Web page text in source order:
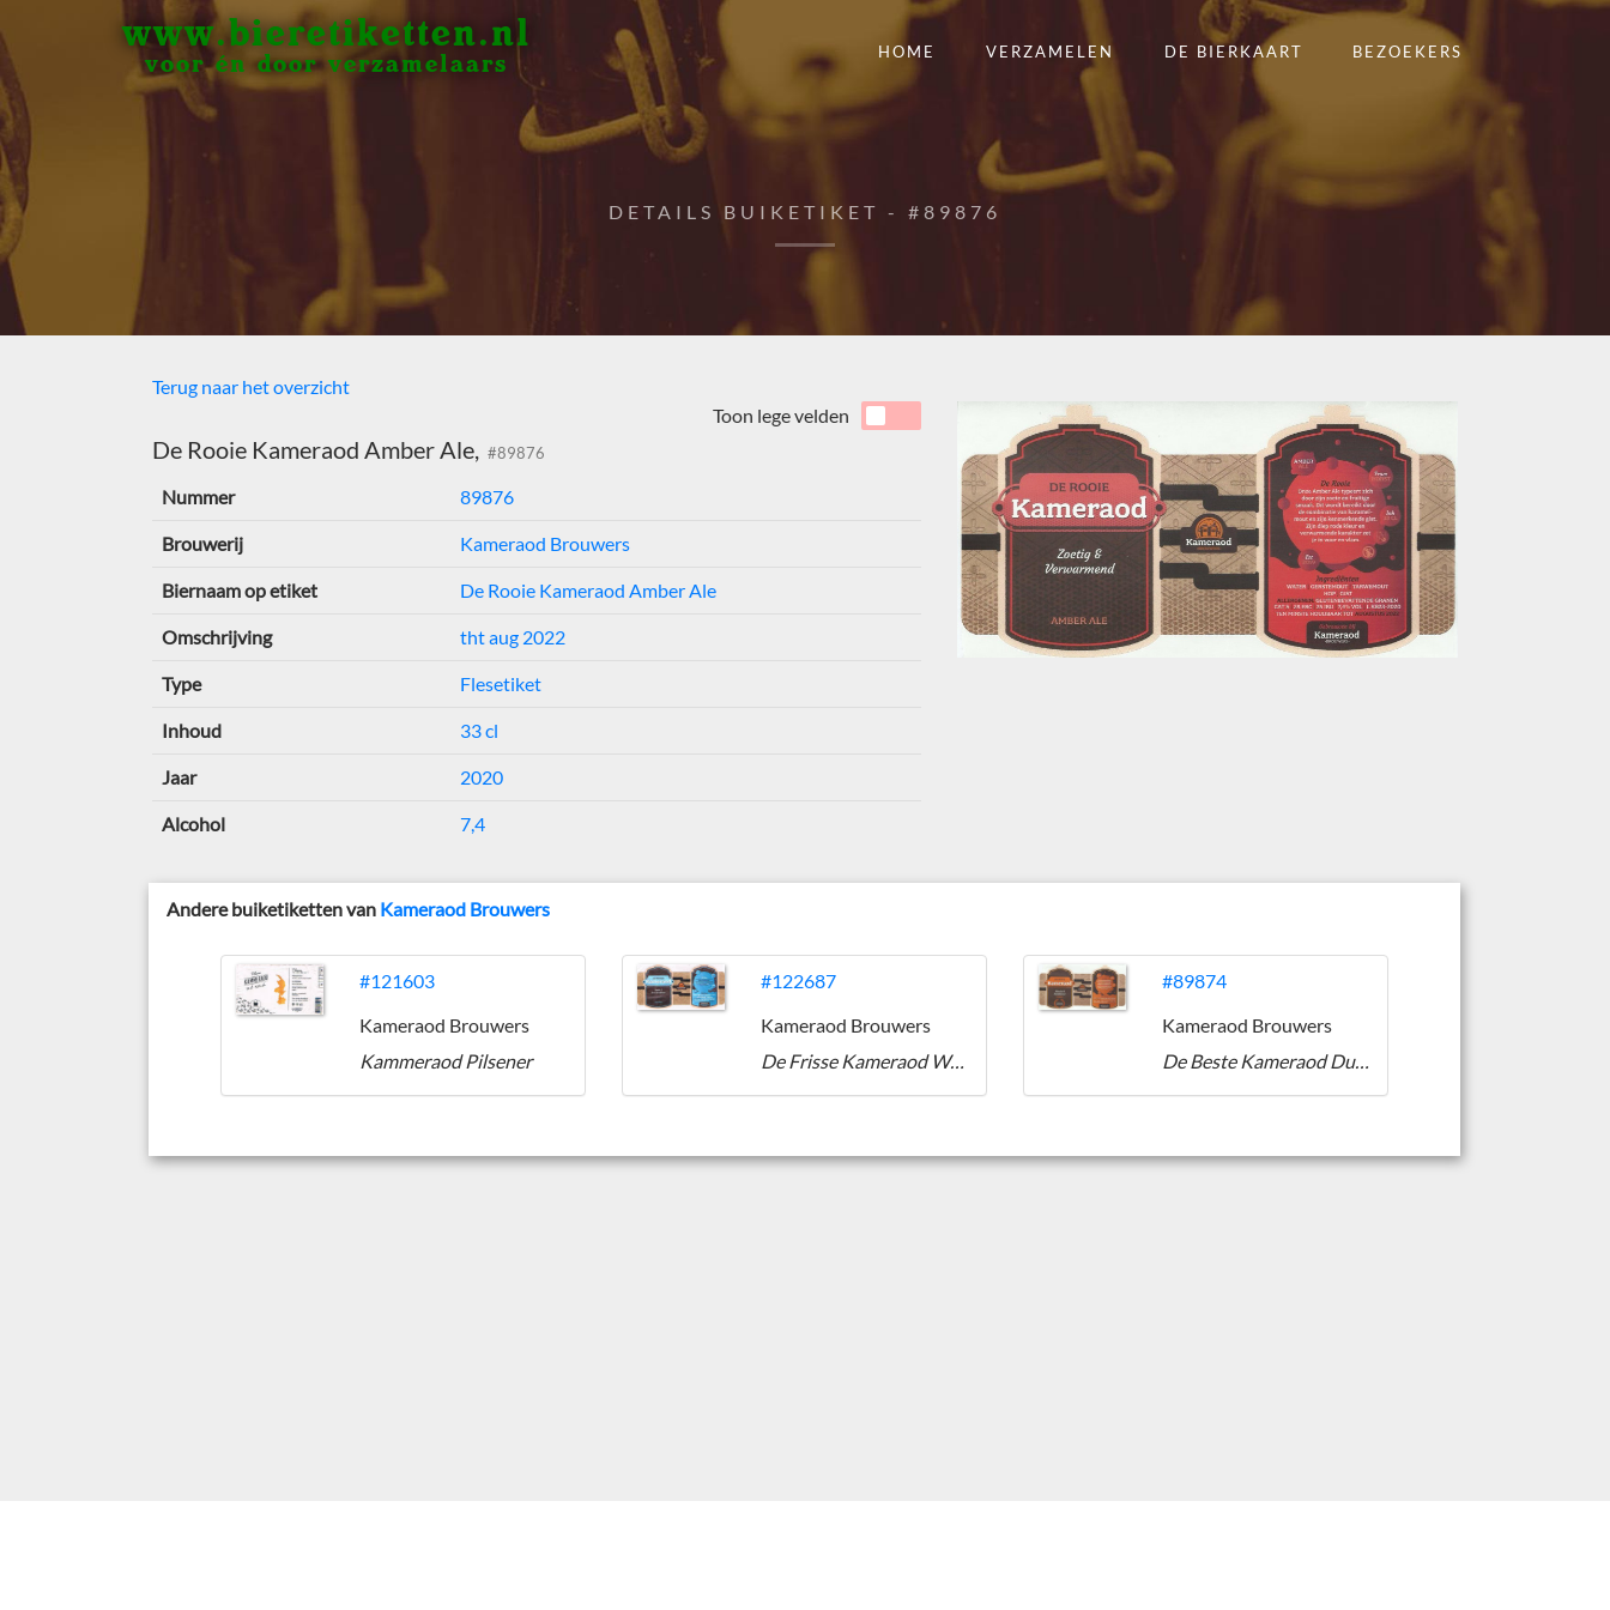
www.bieretiketten.nl
voor én door verzamelaars
HOME VERZAMELEN DE BIERKAART BEZOEKERS
DETAILS BUIKETIKET - #89876
Terug naar het overzicht
De Rooie Kameraod Amber Ale, #89876
Toon lege velden
Nummer 89876
Brouwerij Kameraod Brouwers
Biernaam op etiket De Rooie Kameraod Amber Ale
Omschrijving tht aug 2022
Type Flesetiket
Inhoud 33 cl
Jaar 2020
Alcohol 7,4
Andere buiketiketten van Kameraod Brouwers
#121603
Kameraod Brouwers
Kammeraod Pilsener
#122687
Kameraod Brouwers
De Frisse Kameraod Wit Bier
#89874
Kameraod Brouwers
De Beste Kameraod Dubbel